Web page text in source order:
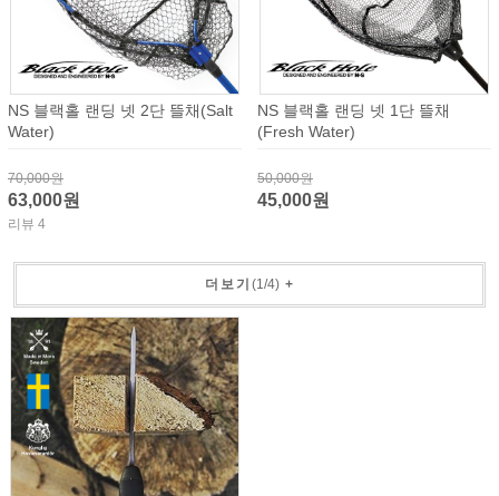
NS 블랙홀 랜딩 넷 2단 뜰채(Salt
Water)
70,000원
63,000원
리뷰 4
NS 블랙홀 랜딩 넷 1단 뜰채
(Fresh Water)
50,000원
45,000원
더보기 (1/4)+